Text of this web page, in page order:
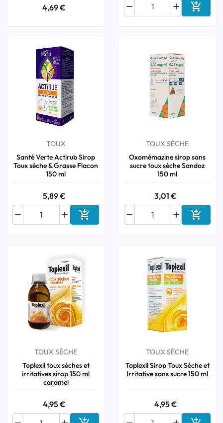
4,69 €

 
TOUX
Santé Verte Actirub Sirop
Toux sèche & Grasse Flacon
150 ml
5,89 €

 Ajouter au panier
TOUX SÈCHE
Oxomémazine sirop sans
sucre toux sèche Sandoz
150 ml
3,01 €

 
TOUX SÈCHE
Toplexil toux sèches et
irritatives sirop 150 ml
caramel
4,95 €
TOUX SÈCHE
Toplexil Sirop Toux Sèche et
Irritative sans sucre 150 ml
4,95 €